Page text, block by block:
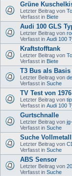
Grüne
Letzter Beitrag von
Verfasst in Biete
Audi 100 GLS
Letzter Beitrag von
Verfasst in Audi 100
Kraftstofftank
Letzter Beitrag von
Verfasst in Biete
T3 Bus als
Letzter Beitrag von
Verfasst in Suche
TV Test von 1976
Letzter Beitrag von
Verfasst in Audi 100
Gurtschnalle
Letzter Beitrag von
Verfasst in Suche
Suche
Letzter Beitrag von
Verfasst in Suche
ABS Sensor
Letzter Beitrag von
Verfasst in Suche